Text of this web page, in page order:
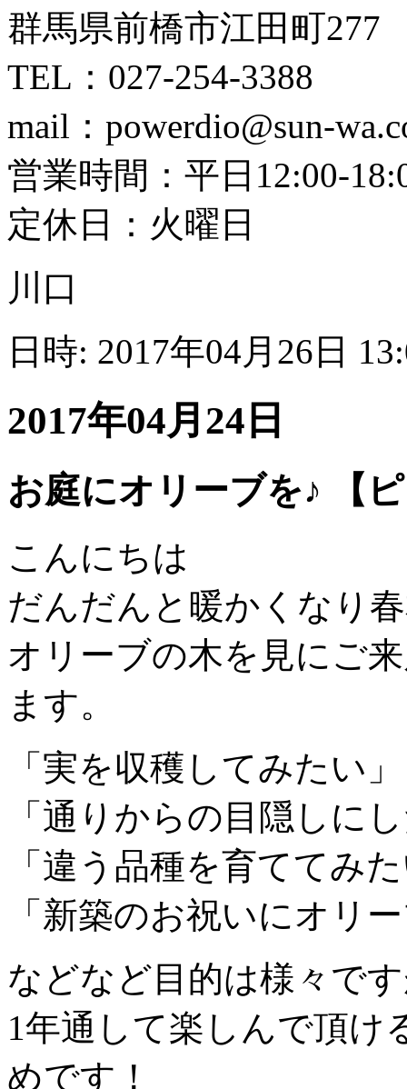
群馬県前橋市江田町277
TEL：027-254-3388
mail：powerdio@sun-
営業時間：平日12:00-
定休日：火曜日
川口
日時: 2017年04月26日
2017年04月24日
お庭にオリーブを♪ 【
こんにちは
だんだんと暖かくなり
オリーブの木を見にご
ます。
「実を収穫してみたい」
「通りからの目隠しに
「違う品種を育ててみ
「新築のお祝いにオリ
などなど目的は様々で
1年通して楽しんで頂け
めです！